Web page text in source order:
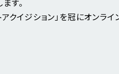
す。
クイジション」を冠にオンラ